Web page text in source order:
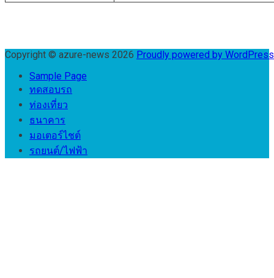
Copyright © azure-news 2026 Proudly powered by
Sample Page
ทดสอบรถ
ท่องเที่ยว
ธนาคาร
มอเตอร์ไชต์
รถยนต์/ไฟฟ้า